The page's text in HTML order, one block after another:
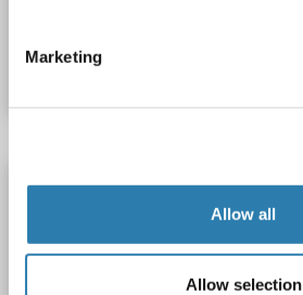
Marketing
Allow all
Allow selection
Fiche technique
HK3 anticorps (N-Term)
ELISA, IHC
Polyclonal
unconjugated